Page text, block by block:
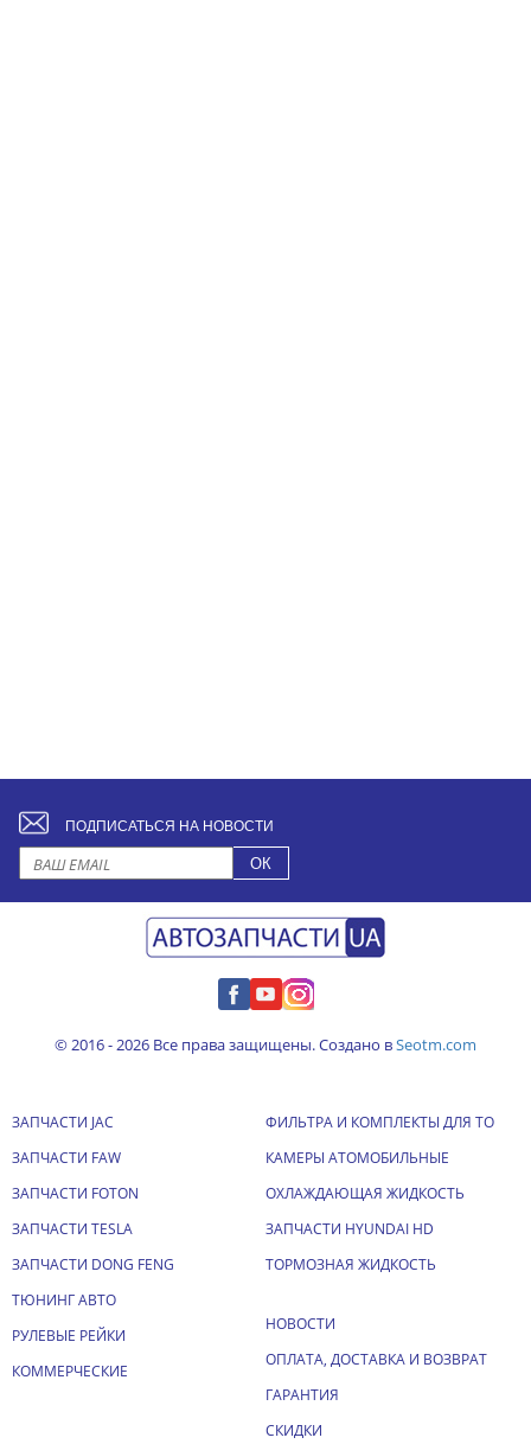
ПОДПИСАТЬСЯ НА НОВОСТИ
© 2016 - 2026 Все права защищены. Создано вSeotm.com
ЗАПЧАСТИ JAC
ЗАПЧАСТИ FAW
ЗАПЧАСТИ FOTON
ЗАПЧАСТИ TESLA
ЗАПЧАСТИ DONG FENG
ТЮНИНГ АВТО
РУЛЕВЫЕ РЕЙКИ
КОММЕРЧЕСКИЕ
ФИЛЬТРА И КОМПЛЕКТЫ ДЛЯ ТО
КАМЕРЫ АТОМОБИЛЬНЫЕ
ОХЛАЖДАЮЩАЯ ЖИДКОСТЬ
ЗАПЧАСТИ HYUNDAI HD
ТОРМОЗНАЯ ЖИДКОСТЬ
НОВОСТИ
ОПЛАТА, ДОСТАВКА И ВОЗВРАТ
ГАРАНТИЯ
СКИДКИ